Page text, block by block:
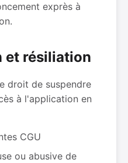
exprès à
et résiliation
droit de suspendre
à l'application en
CGU
ou abusive de